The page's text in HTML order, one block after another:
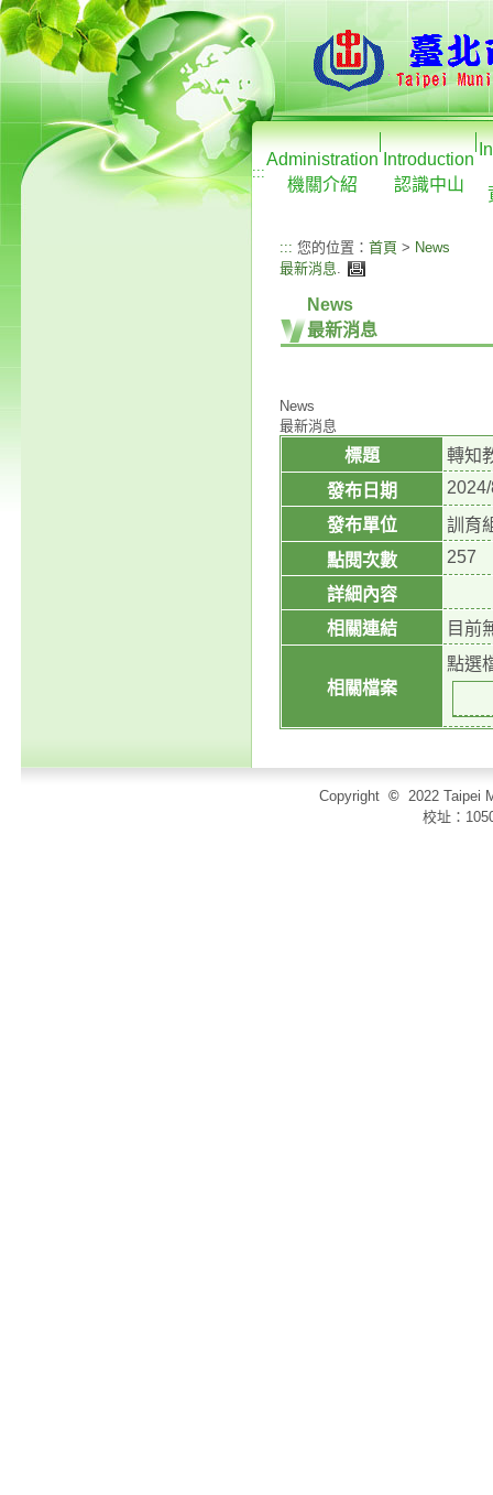
:::
Administration
機關介紹
Introduction
認識中山
::: 您的位置： 首頁 > News
最新消息.
News
最新消息
News
最新消息
標題
轉知
發布日期
發布單位
訓育
點閱次數
257
詳細內容
相關連結
目前
相關檔案
點選
Copyright © 2022 Taipei
校址：